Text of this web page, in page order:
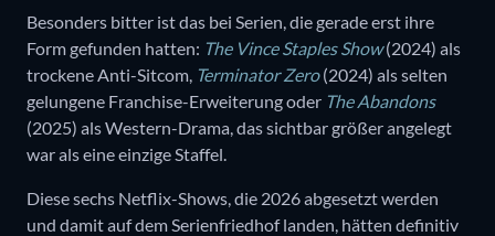
Besonders bitter ist das bei Serien, die gerade erst ihre
Form gefunden hatten: The Vince Staples Show(2024) als
trockene Anti-Sitcom, Terminator Zero(2024) als selten
gelungene Franchise-Erweiterung oder The Abandons
(2025) als Western-Drama, das sichtbar größer angelegt
war als eine einzige Staffel.
Diese sechs Netflix-Shows, die 2026 abgesetzt werden
und damit auf dem Serienfriedhof landen, hätten definitiv